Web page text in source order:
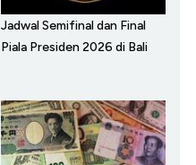
Jadwal Semifinal dan Final
Piala Presiden 2026 di Bali